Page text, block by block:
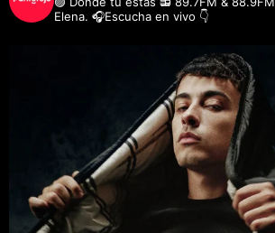
Elena. 🎧Escucha en vivo 👇